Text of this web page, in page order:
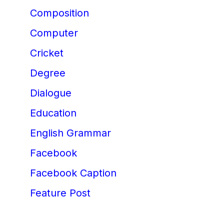
Composition
Computer
Cricket
Degree
Dialogue
Education
English Grammar
Facebook
Facebook Caption
Feature Post